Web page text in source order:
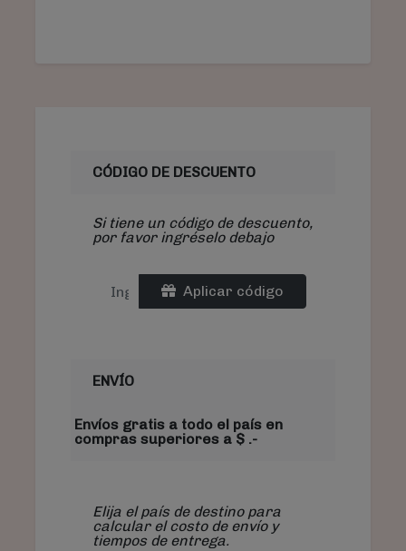
CÓDIGO DE DESCUENTO
Si tiene un código de descuento,
por favor ingréselo debajo
Aplicar código
ENVÍO
Envíos gratis a todo el país en
compras superiores a $ .-
Elija el país de destino para
calcular el costo de envío y
tiempos de entrega.